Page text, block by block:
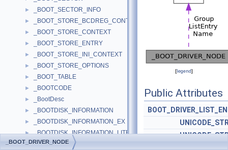
► _BOOT_SECTOR_INFO
► _BOOT_STORE_BCDREG_CONTEXT
► _BOOT_STORE_CONTEXT
► _BOOT_STORE_ENTRY
► _BOOT_STORE_INI_CONTEXT
► _BOOT_STORE_OPTIONS
► _BOOT_TABLE
► _BOOTCODE
► _BootDesc
► _BOOTDISK_INFORMATION
► _BOOTDISK_INFORMATION_EX
► _BOOTDISK_INFORMATION_LITE
► _BOOTMGRINFO
[legend]
Public Attributes
_BOOT_DRIVER_NODE